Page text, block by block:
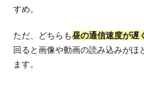
すめ。
ただ、どちらも昼の通信速度が遅
回ると画像や動画の読み込みがほ
ます。